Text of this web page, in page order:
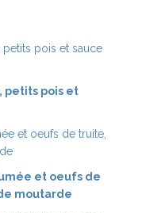
petits pois et
et oeufs de
moutarde